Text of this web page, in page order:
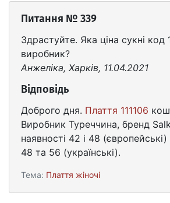
Питання № 339
Здрастуйте. Яка ціна сукні код
виробник?
Анжеліка, Харків, 11.04.2021
Відповідь
Доброго дня. Плаття 111106
Виробник Туреччина, бренд
наявності 42 і 48
48 та 56 (українські).
Тема: Плаття жіночі